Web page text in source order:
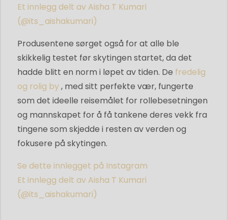
Et innlegg delt av Aisha T Kumari
(@its_aishakumari)
Produsentene sørget også for at alle ble
skikkelig testet før skytingen startet, da det
hadde blitt en norm i løpet av tiden. De fredelig
og rolig by, med sitt perfekte vær, fungerte
som det ideelle reisemålet for rollebesetningen
og mannskapet for å få tankene deres vekk fra
tingene som skjedde i resten av verden og
fokusere på skytingen.
Se dette innlegget på Instagram
Et innlegg delt av Aisha T Kumari
(@its_aishakumari)